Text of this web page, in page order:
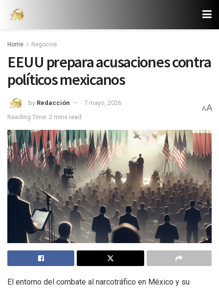
Home Negocios
EEUU prepara acusaciones contra
políticos mexicanos
by Redacción
7 mayo, 2026
Reading Time: 2 mins read
AA
El entorno del combate al narcotráfico en México y su